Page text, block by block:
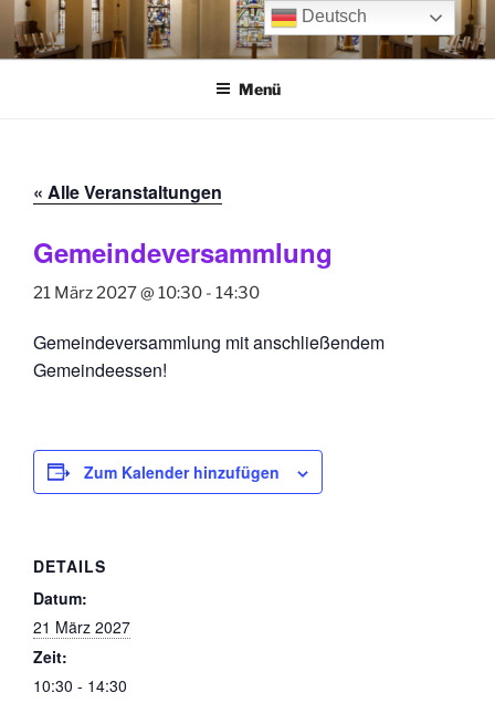
Zum
Inhalt
springen
Menü
« Alle Veranstaltungen
Gemeindeversammlung
21 März 2027 @ 10:30 - 14:30
Gemeindeversammlung mit anschließendem
Gemeindeessen!
Zum Kalender hinzufügen
DETAILS
Datum:
21 März 2027
Zeit:
10:30 - 14:30
Deutsch